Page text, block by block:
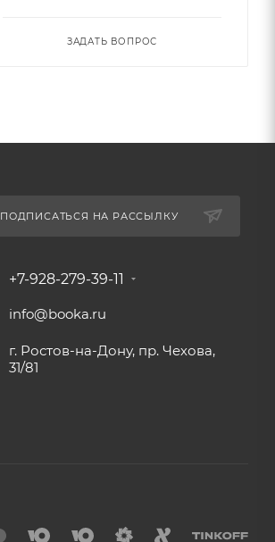
ЗАДАТЬ ВОПРОС
ПОДПИСАТЬСЯ НА РАССЫЛКУ
+7-928-279-39-11
info@booka.ru
г. Ростов-на-Дону, пр. Чехова,
31/81